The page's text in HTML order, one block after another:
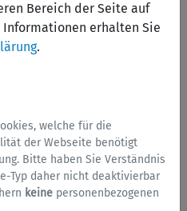
Bereich der Seite auf
Informationen erhalten Sie
.
welche für die
der Webseite benötigt
Bitte haben Sie Verständnis
Typ daher nicht deaktivierbar
keine personenbezogenen